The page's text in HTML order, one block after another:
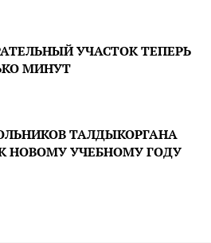
УЧАСТОК ТЕПЕРЬ
МИНУТ
ТАЛДЫКОРГАНА
НОВОМУ УЧЕБНОМУ ГОДУ